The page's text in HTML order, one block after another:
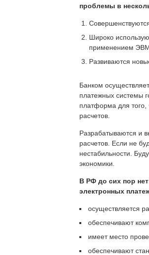
проблемы в
Широко
применением
Развиваются
Банком
платежных системы
платформа для
расчетов.
Разрабатываются и
расчетов. Если не
нестабильности.
экономики.
В РФ до сих пор
электронных
осуществляется
обеспечивают
имеет место
обеспечивают